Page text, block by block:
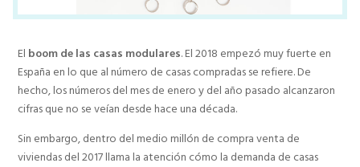
El boom de las casas modulares. El 2018 empezó muy fuerte en
España en lo que al número de casas compradas se refiere. De
hecho, los números del mes de enero y del año pasado alcanzaron
cifras que no se veían desde hace una década.
Sin embargo, dentro del medio millón de compra venta de
viviendas del 2017 llama la atención cómo la demanda de casas